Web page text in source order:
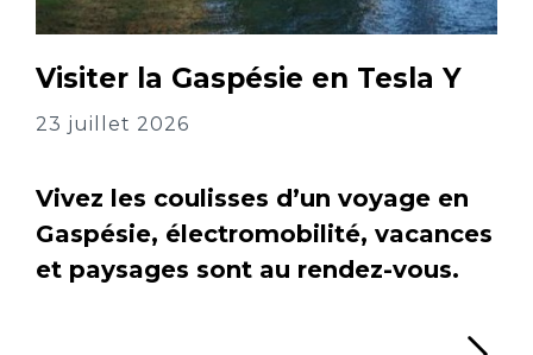
Visiter la Gaspésie en Tesla Y
23 juillet 2026
Vivez les coulisses d’un voyage en
Gaspésie, électromobilité, vacances
et paysages sont au rendez-vous.